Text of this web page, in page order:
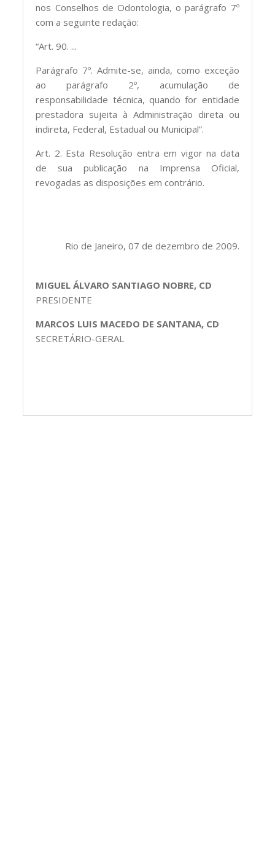
nos Conselhos de Odontologia, o parágrafo 7º
com a seguinte redação:
“Art. 90. ...
Parágrafo 7º. Admite-se, ainda, como exceção
ao parágrafo 2º, acumulação de
responsabilidade técnica, quando for entidade
prestadora sujeita à Administração direta ou
indireta, Federal, Estadual ou Municipal”.
Art. 2. Esta Resolução entra em vigor na data
de sua publicação na Imprensa Oficial,
revogadas as disposições em contrário.
Rio de Janeiro, 07 de dezembro de 2009.
MIGUEL ÁLVARO SANTIAGO NOBRE, CD
PRESIDENTE
MARCOS LUIS MACEDO DE SANTANA, CD
SECRETÁRIO-GERAL